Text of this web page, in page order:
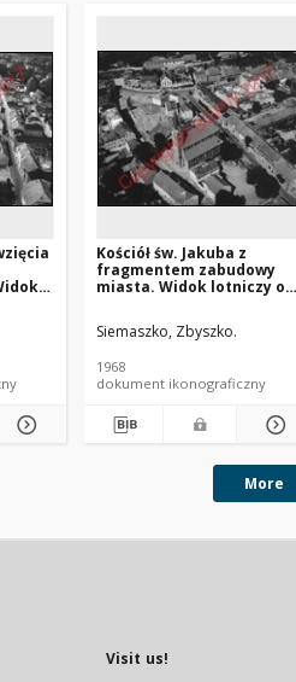
Kościół św. Jakuba z
fragmentem zabudowy
miasta. Widok lotniczy od
zachodniej. Sobótka
Siemaszko, Zbyszko.
1968
dokument ikonograficzny
More
Visit us!